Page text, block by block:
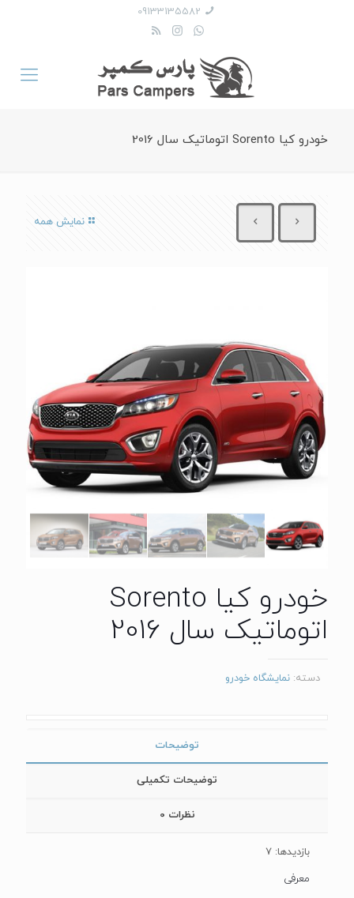
09133135582
خودرو کیا Sorento اتوماتیک سال 2016
نمایش همه
خودرو کیا Sorento
اتوماتیک سال 2016
دسته: نمایشگاه خودرو
توضیحات
توضیحات تکمیلی
نظرات 0
بازدیدها: 7
معرفی